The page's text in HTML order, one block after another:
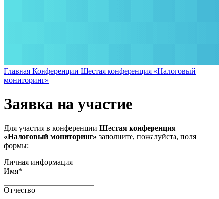
Главная Конференции Шестая конференция «Налоговый
мониторинг»
Заявка на участие
Для участия в конференции Шестая конференция
«Налоговый мониторинг» заполните, пожалуйста, поля
формы:
Личная информация
Имя*
Отчество